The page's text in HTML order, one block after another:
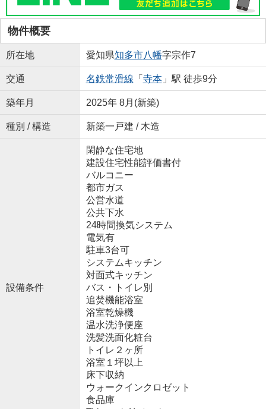
物件概要
所在地 愛知県知多市八幡字宗作7
交通 名鉄常滑線 「 寺本」駅 徒歩9分
築年月 2025年 8月(新築)
種別 / 構造 新築一戸建 / 木造
設備条件
閑静な住宅地
建設住宅性能評価書付
バルコニー
都市ガス
公営水道
公共下水
24時間換気システム
電気有
駐車3台可
システムキッチン
対面式キッチン
バス・トイレ別
追焚機能浴室
浴室乾燥機
温水洗浄便座
洗髪洗面化粧台
トイレ２ヶ所
浴室１坪以上
床下収納
ウォークインクロゼット
食品庫